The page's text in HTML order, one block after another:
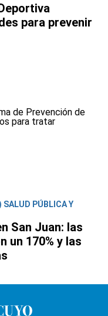
para prevenir
SALUD PÚBLICA Y
San Juan: las
un 170% y las